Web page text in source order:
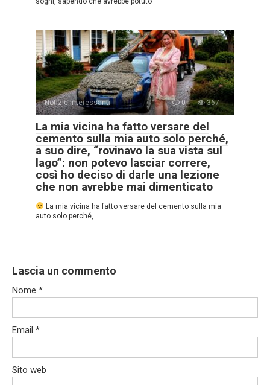
Notizie interessanti 0 367
La mia vicina ha fatto versare del
cemento sulla mia auto solo perché,
a suo dire, “rovinavo la sua vista sul
lago”: non potevo lasciar correre,
così ho deciso di darle una lezione
che non avrebbe mai dimenticato
La mia vicina ha fatto versare del cemento sulla mia
auto solo perché,
Lascia un commento
Nome *
Email *
Sito web